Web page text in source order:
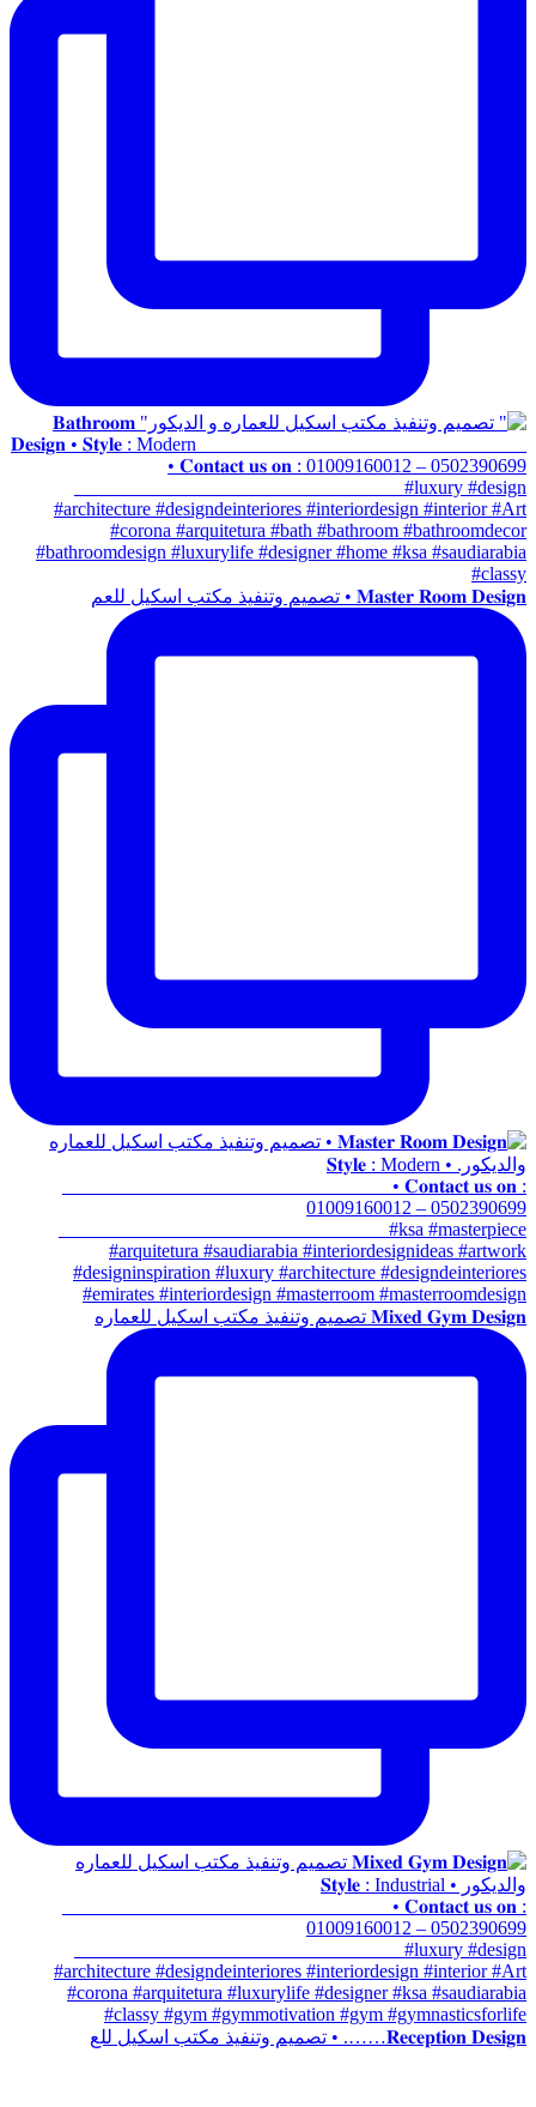
𝐌𝐚𝐬𝐭𝐞𝐫 𝐑𝐨𝐨𝐦 𝐃𝐞𝐬𝐢𝐠𝐧 • تصميم وتنفيذ مكتب اسكيل للعم
𝐌𝐢𝐱𝐞𝐝 𝐆𝐲𝐦 𝐃𝐞𝐬𝐢𝐠𝐧 تصميم وتنفيذ مكتب اسكيل للعماره
𝐑𝐞𝐜𝐞𝐩𝐭𝐢𝐨𝐧 𝐃𝐞𝐬𝐢𝐠𝐧……. • تصميم وتنفيذ مكتب اسكيل للع